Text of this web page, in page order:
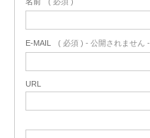
E-MAIL ( 必須 ) - 公開されません -
URL